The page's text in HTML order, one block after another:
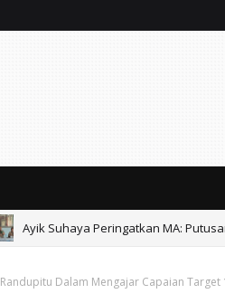
Ayik Suhaya Peringatkan MA:
Soal Sound Horeg Karnaval,
Dalam Mengajar Capaian Target